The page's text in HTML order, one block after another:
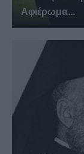
Αφιέρωμα...